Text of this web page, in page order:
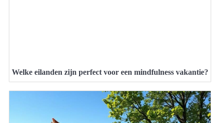
Welke eilanden zijn perfect voor een mindfulness vakantie?